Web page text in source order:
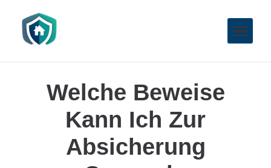
Welche Beweise
Kann Ich Zur
Absicherung